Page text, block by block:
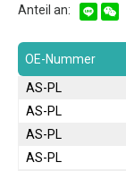
Anteil an:
OE-Nummer
AS-PL
AS-PL
AS-PL
AS-PL